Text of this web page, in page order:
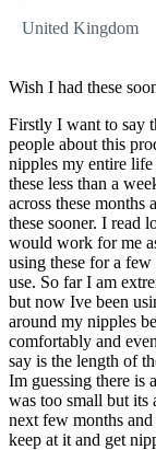
United Kingdom
Wish I had these
Firstly I want to say
people about this
nipples my entire life
these less than a
across these
these sooner. I read
would work for me
using these for a
use. So far I am
but now Ive been
around my nipples
comfortably and
say is the length of
Im guessing there is
was too small but its
next few months
keep at it and get